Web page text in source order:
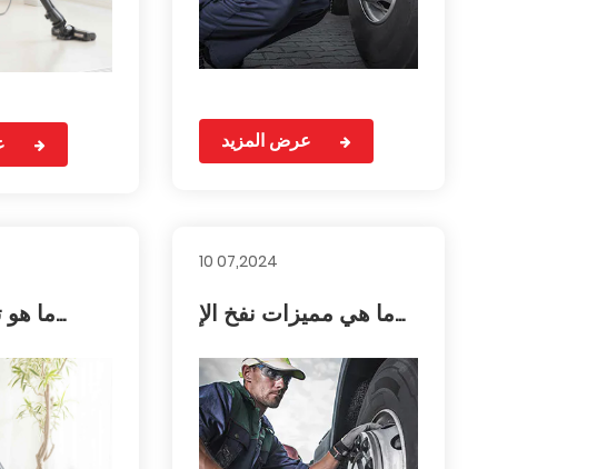
ما هو تأثير الحد الأ...
10 07,2024
ما هي مميزات نفخ الإ...